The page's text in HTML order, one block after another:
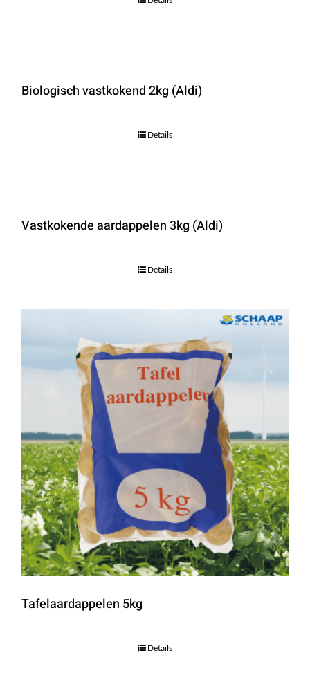
Biologisch vastkokend 2kg (Aldi)
Details
Vastkokende aardappelen 3kg (Aldi)
Details
Tafelaardappelen 5kg
Details